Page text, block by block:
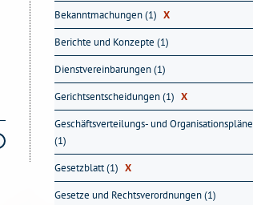
Bekanntmachungen (1) X
Berichte und Konzepte (1)
Dienstvereinbarungen (1)
Gerichtsentscheidungen (1) X
Geschäftsverteilungs- und Organisationspläne
(1)
Gesetzblatt (1) X
Gesetze und Rechtsverordnungen (1)